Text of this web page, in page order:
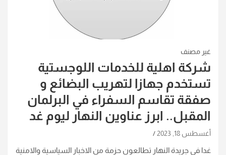
غير مصنف
شركة اهلية للخدمات اللوجستية
تستخدم جهازا لتهريب البضائع و
صفقة تقاسم السفراء في البرلمان
المقبل.. ابرز عناوين النهار ليوم غد
أغسطس 18, 2023
غدا في جريدة النهار تطالعون حزمة من الاخبار السياسية والامنية